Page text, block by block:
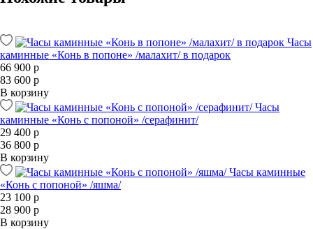
Часы
каминные «Конь в попоне» /малахит/ в подарок
66 900 р
83 600 р
В корзину
Часы
каминные «Конь с попоной» /серафинит/
29 400 р
36 800 р
В корзину
Часы каминные
«Конь с попоной» /яшма/
23 100 р
28 900 р
В корзину